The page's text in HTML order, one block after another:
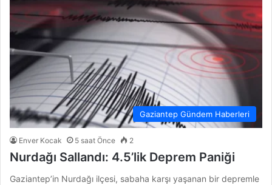
Gaziantep Gündem Haberleri
Enver Kocak 5 saat Önce 2
Nurdağı Sallandı: 4.5’lik Deprem Paniği
Gaziantep’in Nurdağı ilçesi, sabaha karşı yaşanan bir depremle